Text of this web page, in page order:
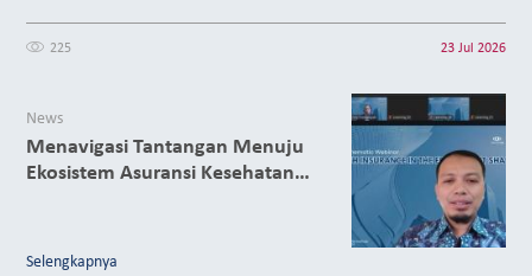
225 23 Jul 2026
News
Menavigasi Tantangan Menuju
Ekosistem Asuransi Kesehatan
Selengkapnya